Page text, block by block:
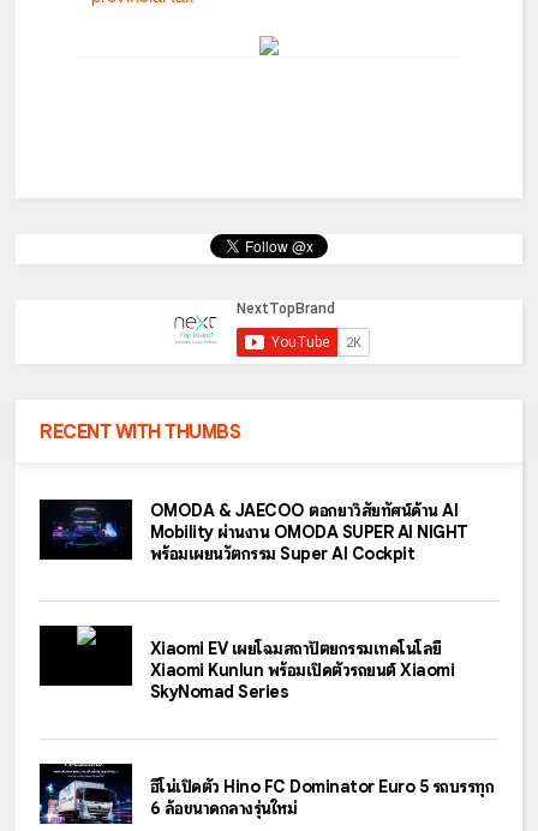
RECENT WITH THUMBS
OMODA & JAECOO ตอกย้ำวิสัยทัศน์ด้าน AI
Mobility ผ่านงาน OMODA SUPER AI NIGHT
พร้อมเผยนวัตกรรม Super AI Cockpit
Xiaomi EV เผยโฉมสถาปัตยกรรมเทคโนโลยี
Xiaomi Kunlun พร้อมเปิดตัวรถยนต์ Xiaomi
SkyNomad Series
ฮีโน่เปิดตัว Hino FC Dominator Euro 5 รถบรรทุก
6 ล้อขนาดกลางรุ่นใหม่